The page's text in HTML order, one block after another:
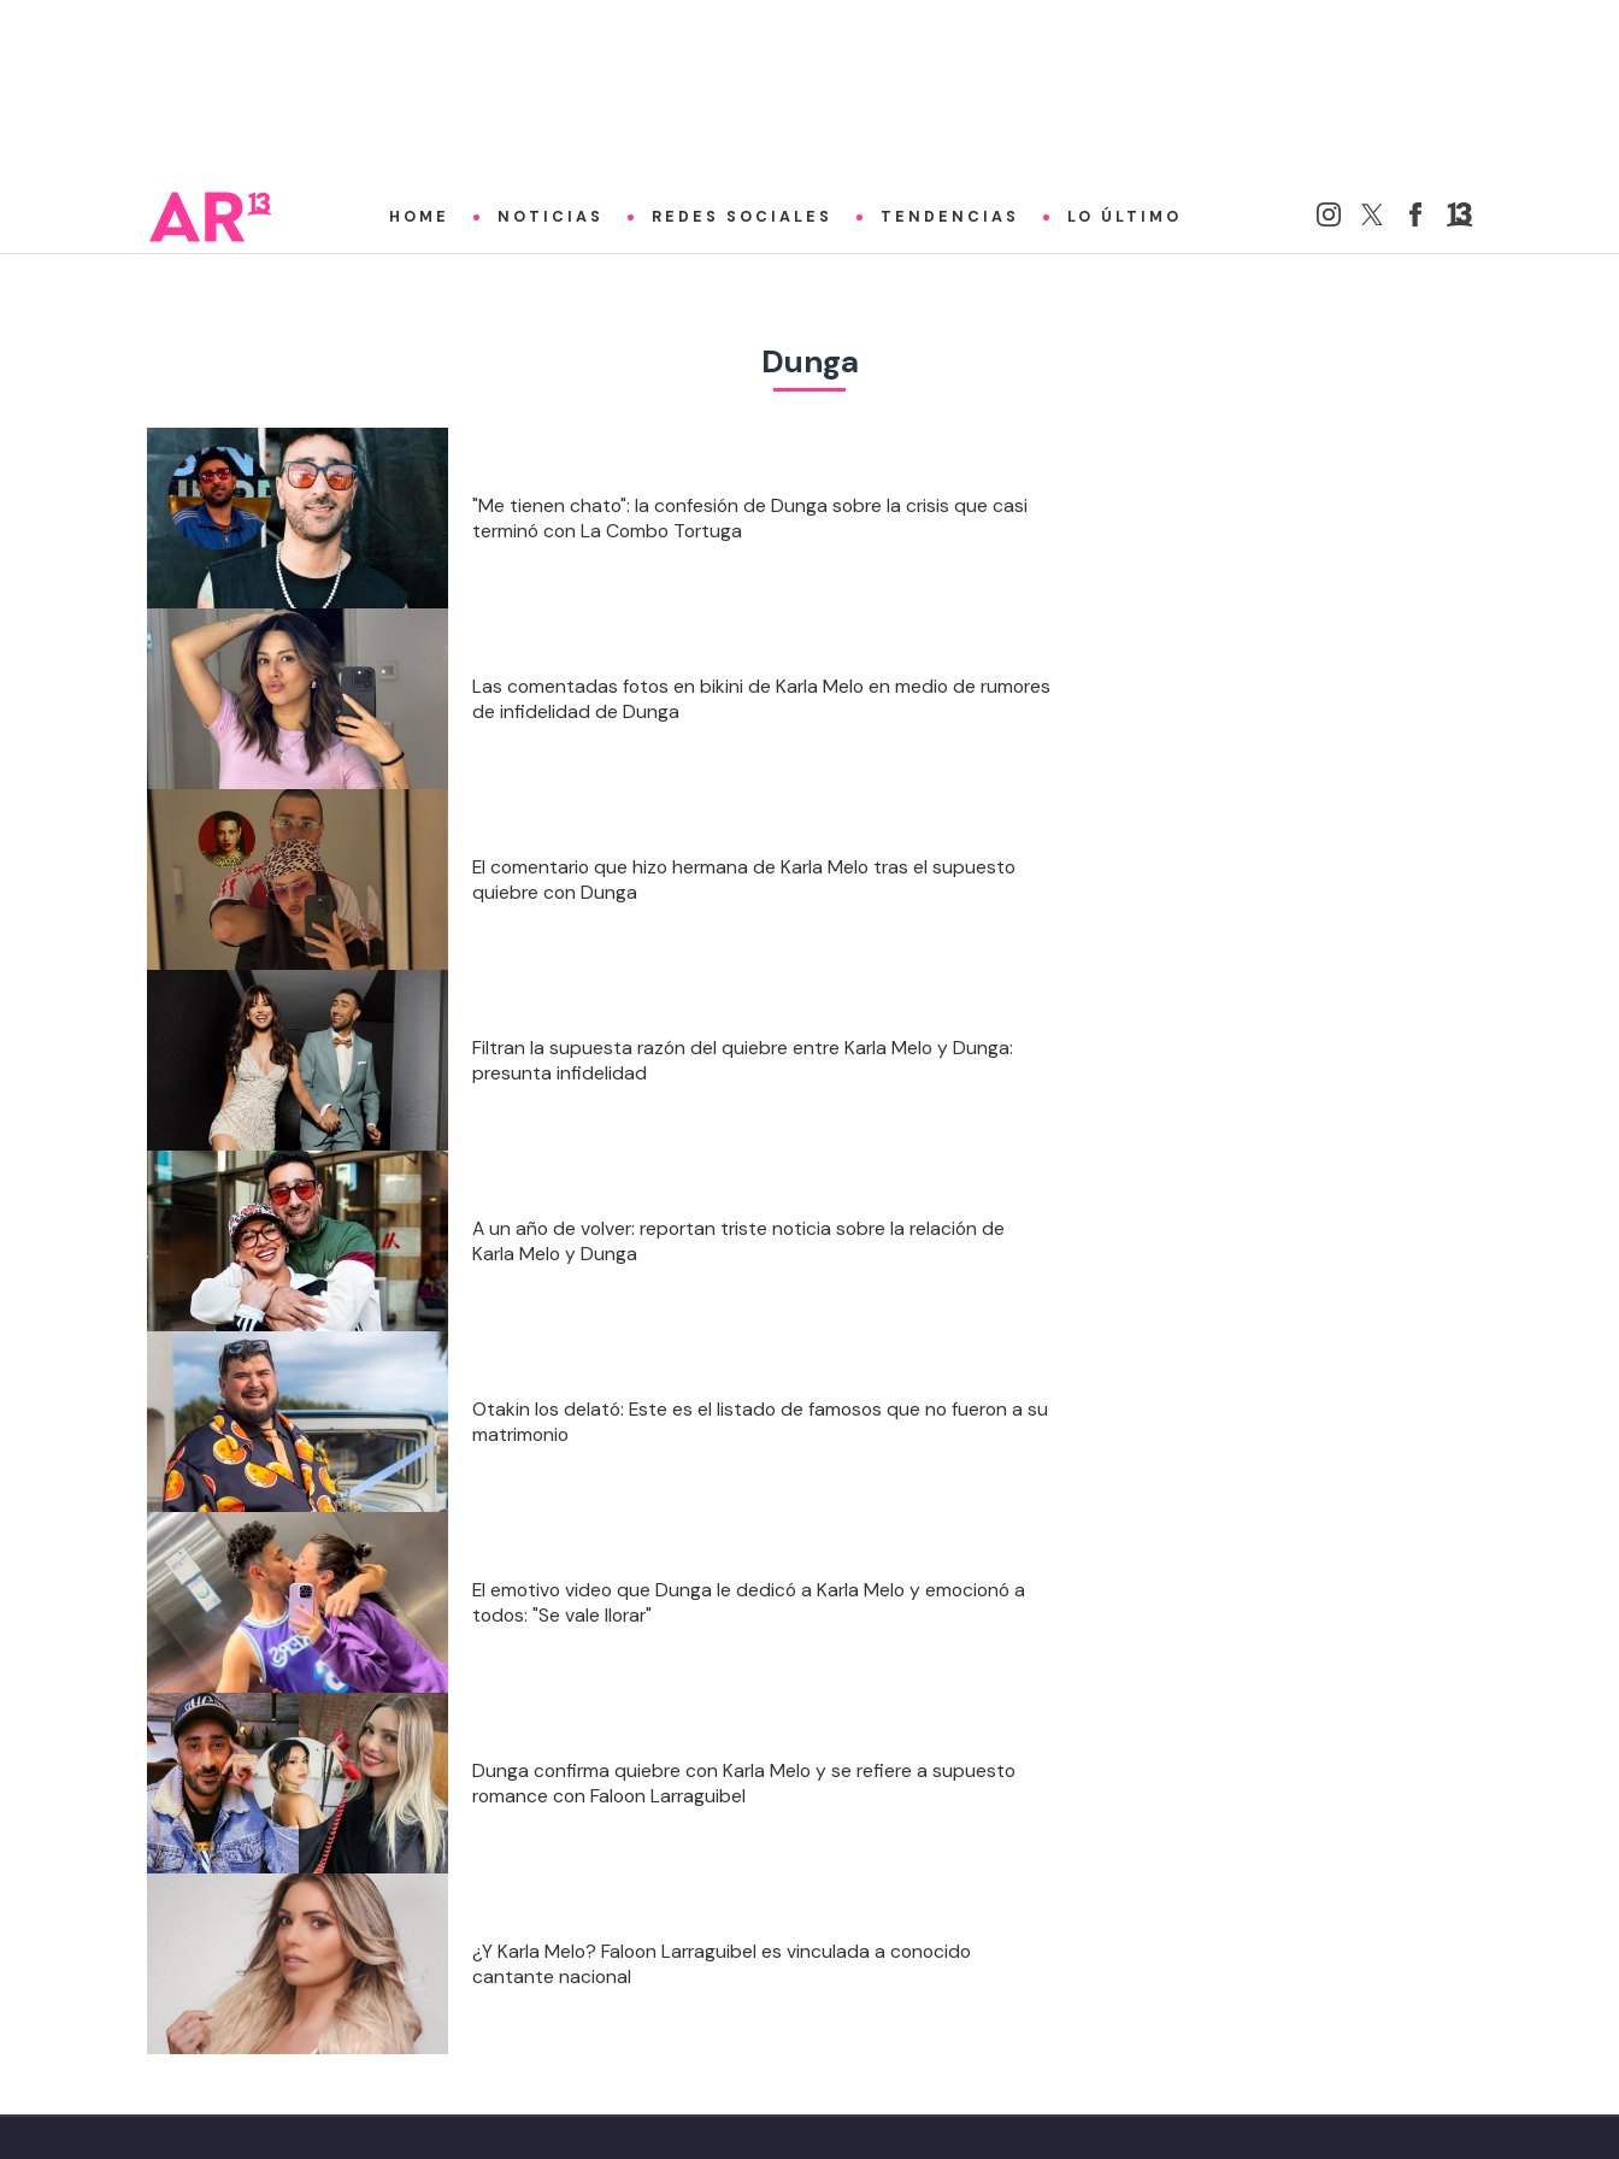
HOME NOTICIAS REDES SOCIALES TENDENCIAS LO ÚLTIMO
Dunga
"Me tienen chato": la confesión de Dunga sobre la crisis que casi
terminó con La Combo Tortuga
Las comentadas fotos en bikini de Karla Melo en medio de rumores
de infidelidad de Dunga
El comentario que hizo hermana de Karla Melo tras el supuesto
quiebre con Dunga
Filtran la supuesta razón del quiebre entre Karla Melo y Dunga:
presunta infidelidad
A un año de volver: reportan triste noticia sobre la relación de
Karla Melo y Dunga
Otakin los delató: Este es el listado de famosos que no fueron a su
matrimonio
El emotivo video que Dunga le dedicó a Karla Melo y emocionó a
todos: "Se vale llorar"
Dunga confirma quiebre con Karla Melo y se refiere a supuesto
romance con Faloon Larraguibel
¿Y Karla Melo? Faloon Larraguibel es vinculada a conocido
cantante nacional